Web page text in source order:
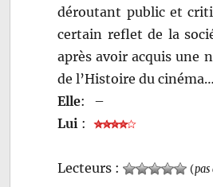
déroutant public et
certain reflet de la
après avoir acquis une
de l’Histoire du cinéma…
Elle:
–
Lui :
Lecteurs : (